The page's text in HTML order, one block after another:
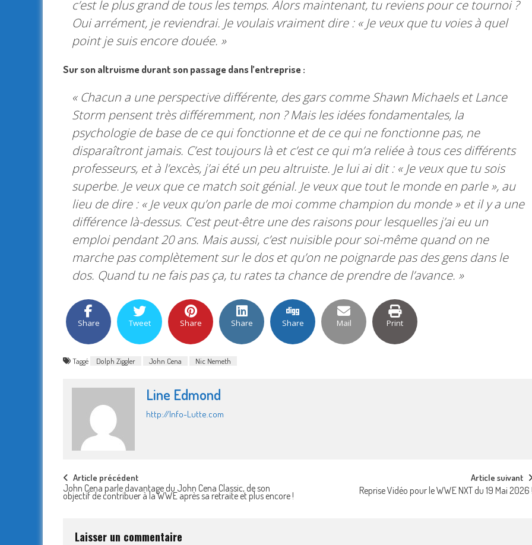
c’est le plus grand de tous les temps. Alors maintenant, tu reviens pour ce tournoi ?
Oui arrément, je reviendrai. Je voulais vraiment dire : « Je veux que tu voies à quel
point je suis encore douée. »
Sur son altruisme durant son passage dans l’entreprise :
« Chacun a une perspective différente, des gars comme Shawn Michaels et Lance
Storm pensent très différemment, non ? Mais les idées fondamentales, la
psychologie de base de ce qui fonctionne et de ce qui ne fonctionne pas, ne
disparaîtront jamais. C’est toujours là et c’est ce qui m’a reliée à tous ces différents
professeurs, et à l’excès, j’ai été un peu altruiste. Je lui ai dit : « Je veux que tu sois
superbe. Je veux que ce match soit génial. Je veux que tout le monde en parle », au
lieu de dire : « Je veux qu’on parle de moi comme champion du monde » et il y a une
différence là-dessus. C’est peut-être une des raisons pour lesquelles j’ai eu un
emploi pendant 20 ans. Mais aussi, c’est nuisible pour soi-même quand on ne
marche pas complètement sur le dos et qu’on ne poignarde pas des gens dans le
dos. Quand tu ne fais pas ça, tu rates ta chance de prendre de l’avance. »
Share Tweet Share Share Share Mail Print
Taggé Dolph Ziggler John Cena Nic Nemeth
Line Edmond
http://Info-Lutte.com
Post
navigation
Article précédent
John Cena parle davantage du John Cena Classic, de son
objectif de contribuer à la WWE après sa retraite et plus encore !
Article suivant
Reprise Vidéo pour le WWE NXT du 19 Mai 2026 !
Laisser un commentaire